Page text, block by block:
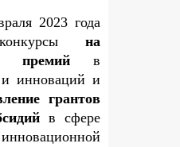
2023 года
на
премийв
инноваций и
грантов
в сфере